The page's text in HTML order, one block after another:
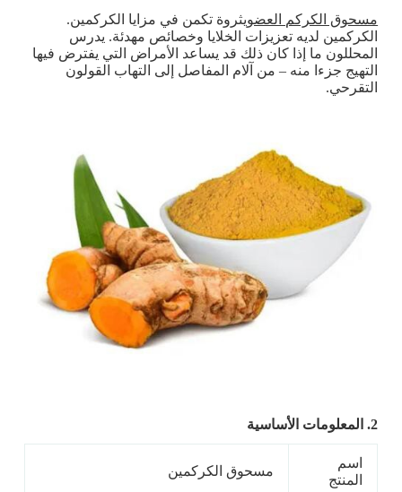
مسحوق الكركم العضويثروة تكمن في مزايا الكركمين.
الكركمين لديه تعزيزات الخلايا وخصائص مهدئة. يدرس
المحللون ما إذا كان ذلك قد يساعد الأمراض التي يفترض فيها
التهيج جزءا منه – من آلام المفاصل إلى التهاب القولون
التقرحي.
2. المعلومات الأساسية
اسم
المنتج
مسحوق الكركمين